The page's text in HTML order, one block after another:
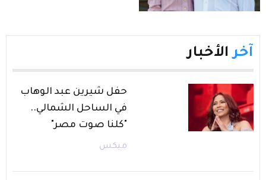
آخر الأخبار
حفل شيرين عبد الوهاب
في الساحل الشمالي..
"كلنا صوت مصر"
ميكس